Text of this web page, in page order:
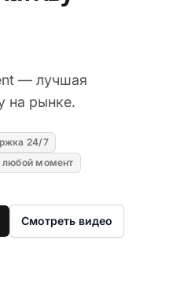
— лучшая
на рынке.
24/7
любой момент
Смотреть видео